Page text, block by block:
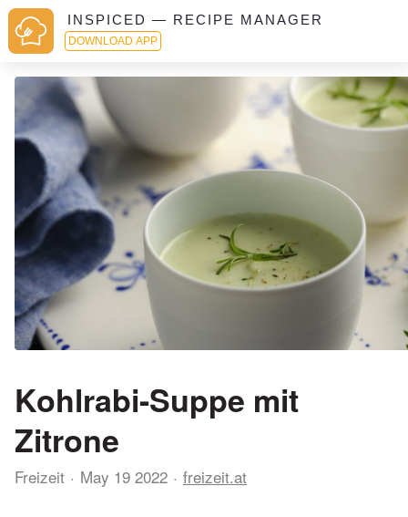
INSPICED — RECIPE MANAGER
DOWNLOAD APP
Kohlrabi-Suppe mit
Zitrone
Freizeit May 19 2022 freizeit.at